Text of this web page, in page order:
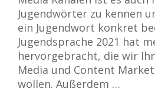
Jugendwörter zu kennen
ein Jugendwort konkret
Jugendsprache 2021 hat
hervorgebracht, die wir
Media und Content
wollen. Außerdem …